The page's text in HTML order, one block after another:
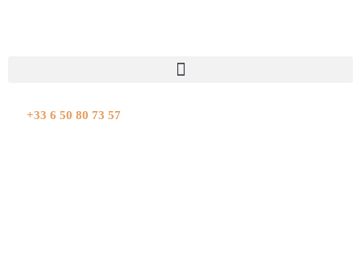
+33 6 50 80 73 57